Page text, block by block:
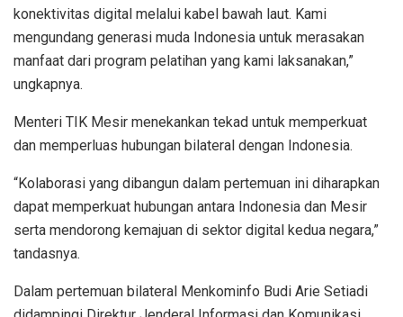
konektivitas digital melalui kabel bawah laut. Kami
mengundang generasi muda Indonesia untuk merasakan
manfaat dari program pelatihan yang kami laksanakan,”
ungkapnya.
Menteri TIK Mesir menekankan tekad untuk memperkuat
dan memperluas hubungan bilateral dengan Indonesia.
“Kolaborasi yang dibangun dalam pertemuan ini diharapkan
dapat memperkuat hubungan antara Indonesia dan Mesir
serta mendorong kemajuan di sektor digital kedua negara,”
tandasnya.
Dalam pertemuan bilateral Menkominfo Budi Arie Setiadi